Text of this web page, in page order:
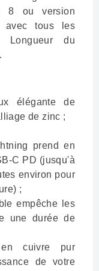
8 ou version
tous les
du
élégante de
de zinc ;
prend en
C PD (jusqu'à
environ pour
;
empêche les
une durée de
cuivre pur
de votre